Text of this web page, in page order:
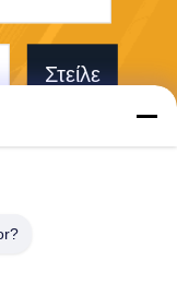
Στείλε
Technology